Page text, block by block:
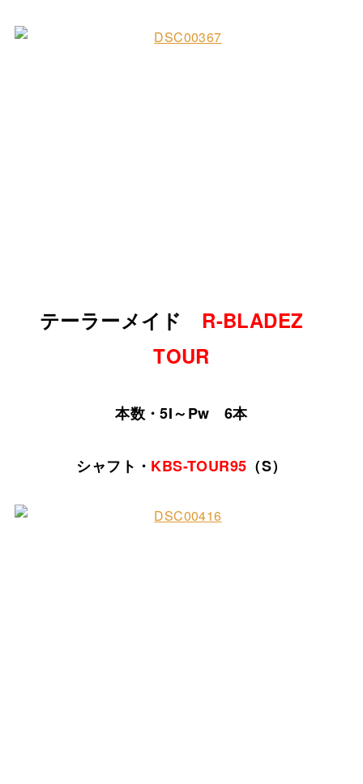
テーラーメイド R-BLADEZ
TOUR
本数・5I～Pw 6本
シャフト・ KBS-TOUR95 （S）